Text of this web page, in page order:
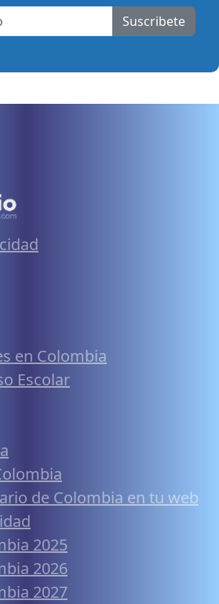
Suscribete
en Colombia
Escolar
de Colombia en tu web
2025
2026
2027